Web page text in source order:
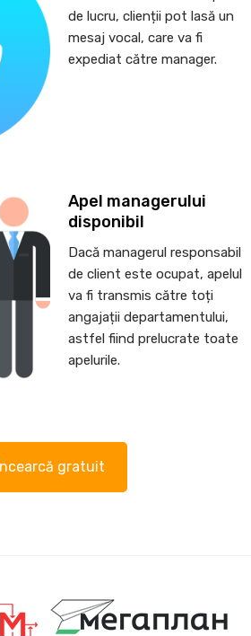
de lucru, clienții pot lasă un
mesaj vocal, care va fi
expediat către manager.
Apel managerului
disponibil
Dacă managerul responsabil
de client este ocupat, apelul
va fi transmis către toți
angajații departamentului,
astfel fiind prelucrate toate
apelurile.
Încearcă gratuit